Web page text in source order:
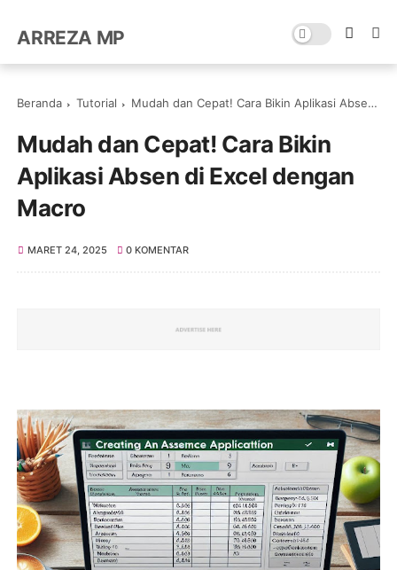
ARREZA MP
Beranda Tutorial Mudah dan Cepat! Cara Bikin Aplikasi Absen di Excel dengan Macro
Mudah dan Cepat! Cara Bikin
Aplikasi Absen di Excel dengan
Macro
MARET 24, 2025 0 KOMENTAR